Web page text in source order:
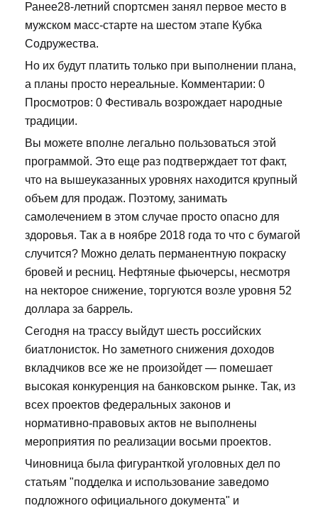
Ранее28-летний спортсмен занял первое место в
мужском масс-старте на шестом этапе Кубка
Содружества.
Но их будут платить только при выполнении плана,
а планы просто нереальные. Комментарии: 0
Просмотров: 0 Фестиваль возрождает народные
традиции.
Вы можете вполне легально пользоваться этой
программой. Это еще раз подтверждает тот факт,
что на вышеуказанных уровнях находится крупный
объем для продаж. Поэтому, занимать
самолечением в этом случае просто опасно для
здоровья. Так а в ноябре 2018 года то что с бумагой
случится? Можно делать перманентную покраску
бровей и ресниц. Нефтяные фьючерсы, несмотря
на некторое снижение, торгуются возле уровня 52
доллара за баррель.
Сегодня на трассу выйдут шесть российских
биатлонисток. Но заметного снижения доходов
вкладчиков все же не произойдет — помешает
высокая конкуренция на банковском рынке. Так, из
всех проектов федеральных законов и
нормативно-правовых актов не выполнены
мероприятия по реализации восьми проектов.
Чиновница была фигуранткой уголовных дел по
статьям "подделка и использование заведомо
подложного официального документа" и